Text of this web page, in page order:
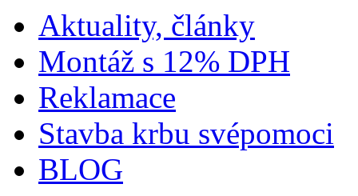
Aktuality, články
Montáž s 12% DPH
Reklamace
Stavba krbu svépomoci
BLOG